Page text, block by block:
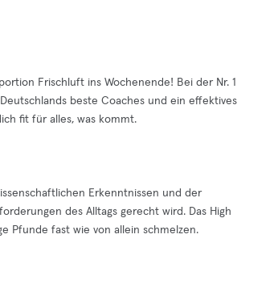
Frischluft ins Wochenende! Bei der Nr. 1
beste Coaches und ein effektives
fit für alles, was kommt.
Erkenntnissen und der
des Alltags gerecht wird. Das High
Pfunde fast wie von allein schmelzen.